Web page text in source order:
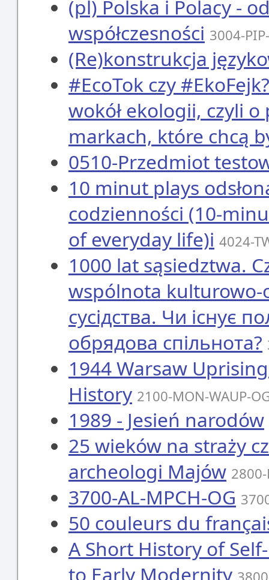
(pl) Polska i Polacy -
współczesności 3004-
(Re)konstrukcja
#EcoTok czy
wokół ekologii, czyli
markach, które chcą
0510-Przedmiot
10 minut plays
codzienności (10-
of everyday life)i 4024-
1000 lat sąsiedztwa.
wspólnota kulturowo-
сусідства. Чи існує
обрядова спільнота?
1944 Warsaw
History 2100-MON-WAUP-
1989 - Jesień narodów
25 wieków na straży
archeologi Majów 2800-
3700-AL-MPCH-OG
50 couleurs du
A Short History of
to Early Modernity